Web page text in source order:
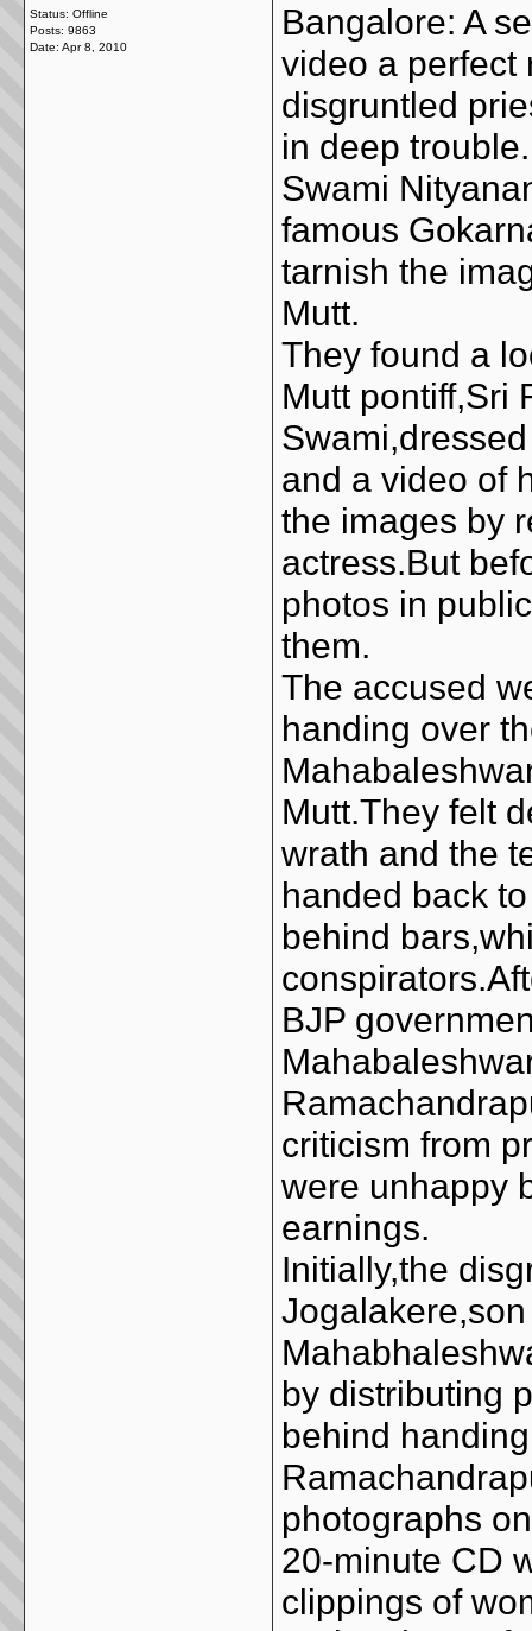
Status: Offline
Posts: 9863
Date: Apr 8, 2010
Bangalore: A
video a perfect
disgruntled
in deep
Swami
famous
tarnish the
Mutt.
They found a
Mutt pontiff,Sri
and a video of
the images by
actress.But
photos in
them.
The accused
handing over
Mutt.They felt
wrath and the
handed back
behind
BJP
criticism from
were unhappy
earnings.
Initially,the
by distributing
behind
photographs
20-minute CD
clippings of